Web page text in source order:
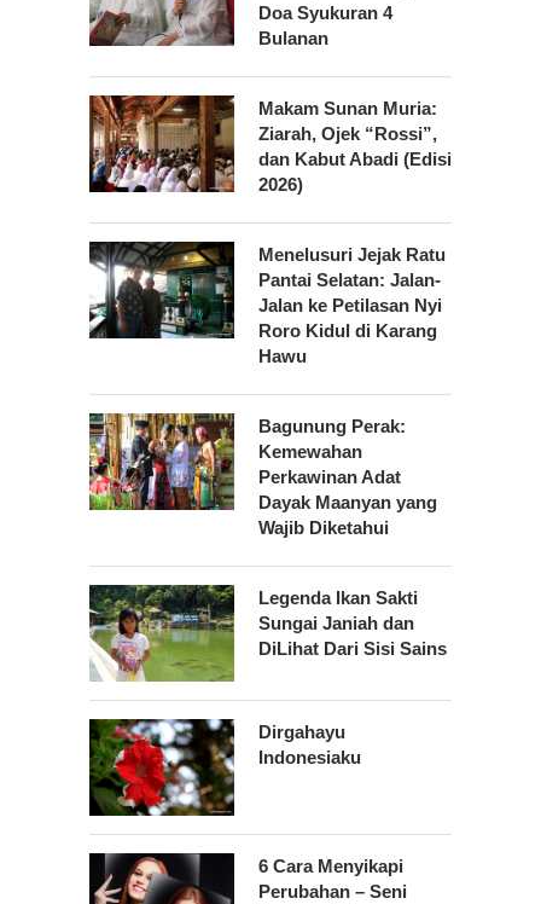
Doa Syukuran 4
Bulanan
Makam Sunan Muria:
Ziarah, Ojek “Rossi”,
dan Kabut Abadi (Edisi
2026)
Menelusuri Jejak Ratu
Pantai Selatan: Jalan-
Jalan ke Petilasan Nyi
Roro Kidul di Karang
Hawu
Bagunung Perak:
Kemewahan
Perkawinan Adat
Dayak Maanyan yang
Wajib Diketahui
Legenda Ikan Sakti
Sungai Janiah dan
DiLihat Dari Sisi Sains
Dirgahayu
Indonesiaku
6 Cara Menyikapi
Perubahan – Seni